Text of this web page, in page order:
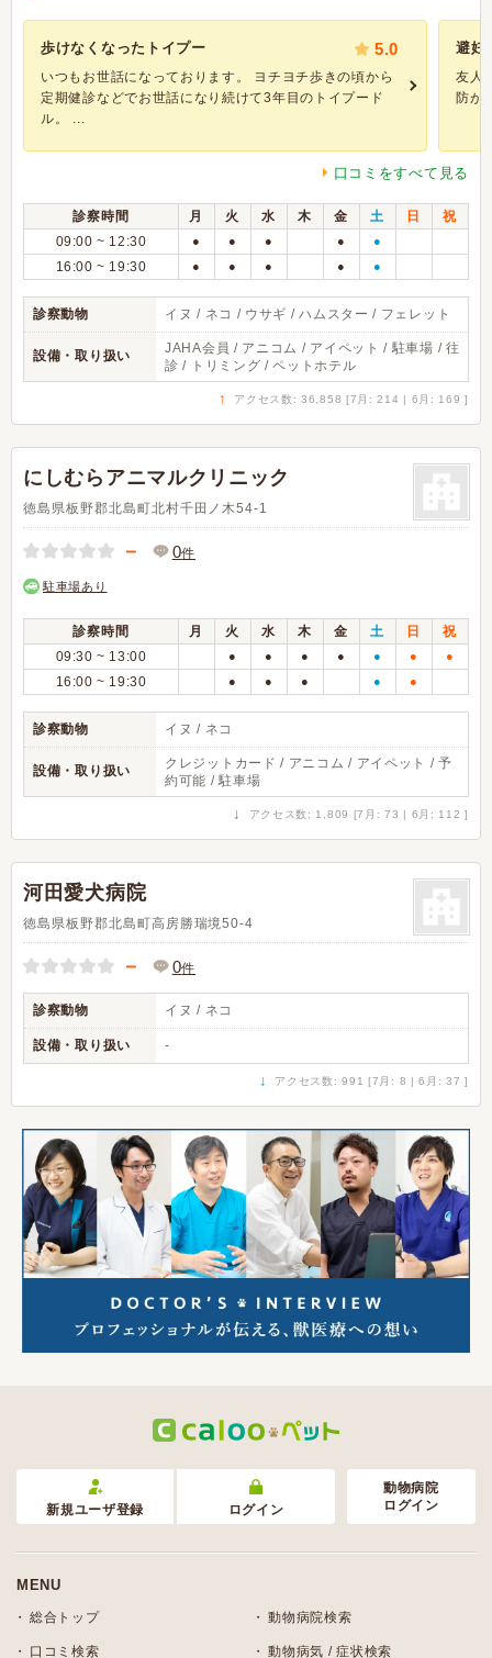
歩けなくなったトイプー 5.0
いつもお世話になっております。 ヨチヨチ歩きの頃から
定期健診などでお世話になり続けて3年目のトイプード
ル。 ...
避妊
友人
防が
口コミをすべて見る
診察時間 月 火 水 木 金 土 日
祝
09:00 ~ 12:30
● ● ● ● ●
16:00 ~ 19:30 ● ● ● ● ●
診察動物 イヌ / ネコ / ウサギ / ハムスター / フェレット
設備・取り扱い
JAHA会員 / アニコム / アイペット / 駐車場 / 往
診 / トリミング / ペットホテル
↑ アクセス数: 36,858 [7月: 214 | 6月: 169 ]
にしむらアニマルクリニック
徳島県板野郡北島町北村千田ノ木54-1
－ 0件
駐車場あり
診察時間 月 火 水 木 金 土 日
祝
09:30 ~ 13:00
● ● ● ● ● ● ●
16:00 ~ 19:30 ● ● ● ● ●
診察動物 イヌ / ネコ
設備・取り扱い
クレジットカード / アニコム / アイペット / 予
約可能 / 駐車場
↓ アクセス数: 1,809 [7月: 73 | 6月: 112 ]
河田愛犬病院
徳島県板野郡北島町高房勝瑞境50-4
－ 0件
診察動物 イヌ / ネコ
設備・取り扱い -
↓ アクセス数: 991 [7月: 8 | 6月: 37 ]
新規ユーザ登録 ログイン
動物病院
ログイン
MENU
総合トップ 動物病院検索
口コミ検索 動物病気 / 症状検索